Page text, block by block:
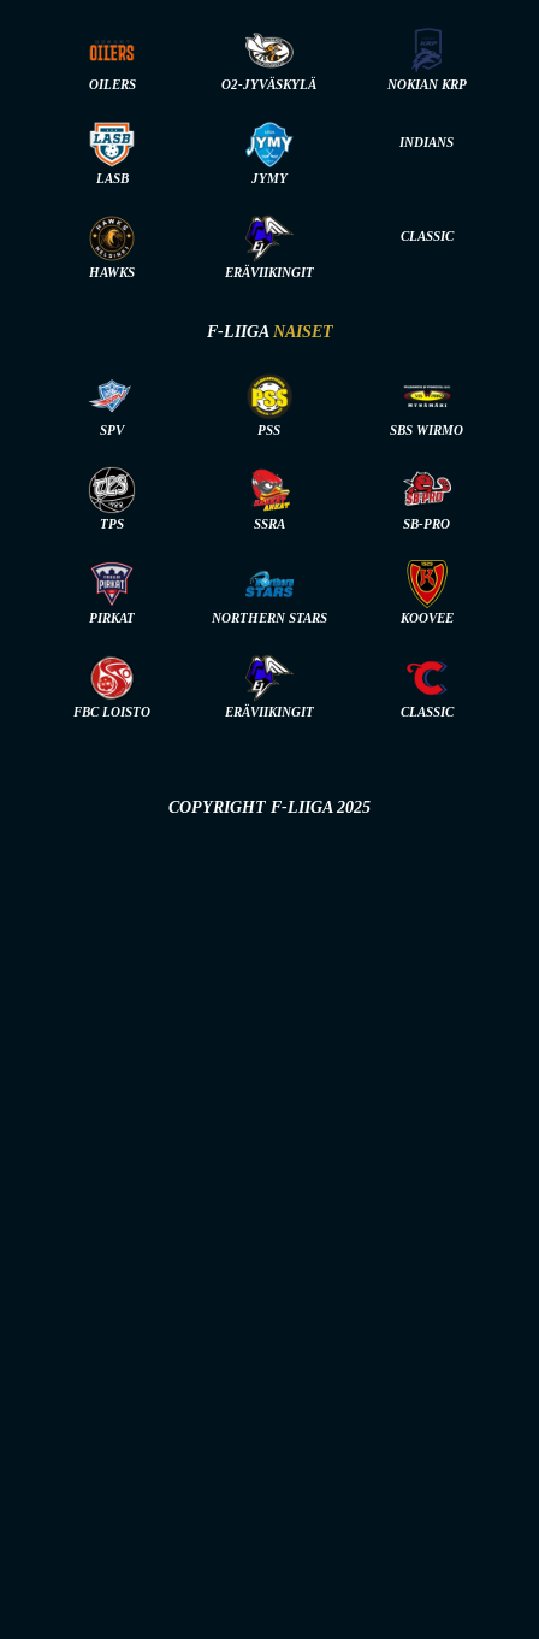
OILERS O2-JYVÄSKYLÄ NOKIAN KRP
LASB JYMY
INDIANS
HAWKS ERÄVIIKINGIT
CLASSIC
F-LIIGA NAISET
SPV PSS SBS WIRMO
TPS SSRA SB-PRO
PIRKAT NORTHERN STARS KOOVEE
FBC LOISTO ERÄVIIKINGIT CLASSIC
COPYRIGHT F-LIIGA 2025